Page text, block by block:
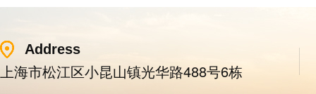
Address
上海市松江区小昆山镇光华路488号6栋